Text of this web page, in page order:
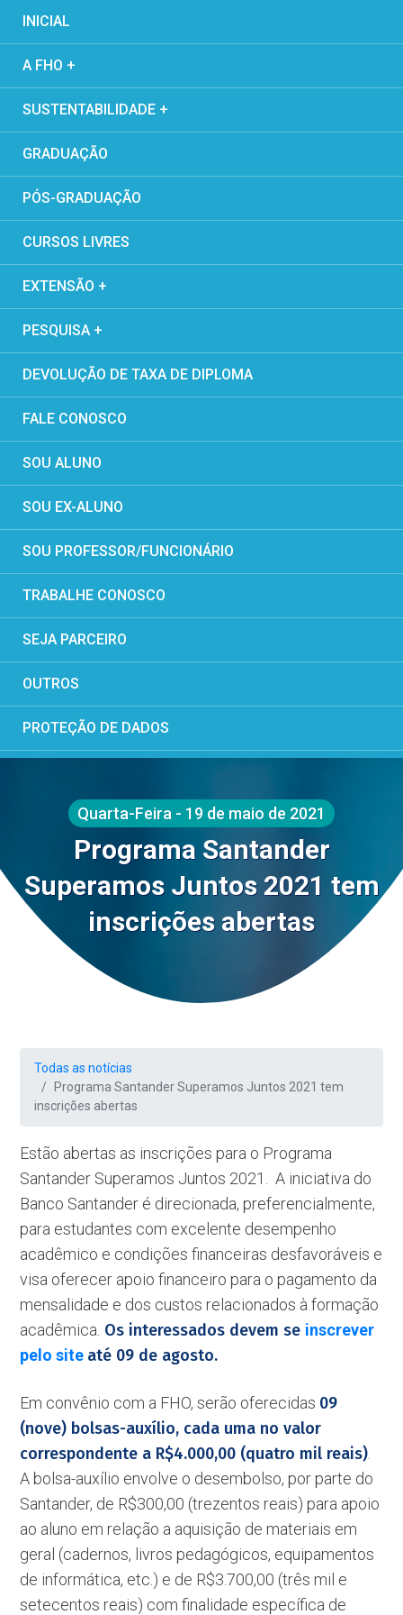
INICIAL
A FHO +
SUSTENTABILIDADE +
GRADUAÇÃO
PÓS-GRADUAÇÃO
CURSOS LIVRES
EXTENSÃO +
PESQUISA +
DEVOLUÇÃO DE TAXA DE DIPLOMA
FALE CONOSCO
SOU ALUNO
SOU EX-ALUNO
SOU PROFESSOR/FUNCIONÁRIO
TRABALHE CONOSCO
SEJA PARCEIRO
OUTROS
PROTEÇÃO DE DADOS
Quarta-Feira - 19 de maio de 2021
Programa Santander
Superamos Juntos 2021 tem
inscrições abertas
Todas as notícias
Programa Santander Superamos Juntos 2021 tem
inscrições abertas
Estão abertas as inscrições para o Programa
Santander Superamos Juntos 2021. A iniciativa do
Banco Santander é direcionada, preferencialmente,
para estudantes com excelente desempenho
acadêmico e condições financeiras desfavoráveis e
visa oferecer apoio financeiro para o pagamento da
mensalidade e dos custos relacionados à formação
acadêmica. Os interessados devem se inscrever
pelo site até 09 de agosto.
Em convênio com a FHO, serão oferecidas 09
(nove) bolsas-auxílio, cada uma no valor
correspondente a R$4.000,00 (quatro mil reais)
A bolsa-auxílio envolve o desembolso, por parte do
Santander, de R$300,00 (trezentos reais) para apoio
ao aluno em relação a aquisição de materiais em
geral (cadernos, livros pedagógicos, equipamentos
de informática, etc.) e de R$3.700,00 (três mil e
setecentos reais) com finalidade específica de